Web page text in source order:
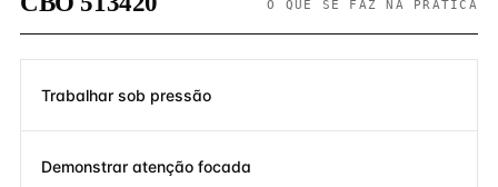
O QUE SE FAZ NA PRÁTICA
Trabalhar sob pressão
Demonstrar atenção focada